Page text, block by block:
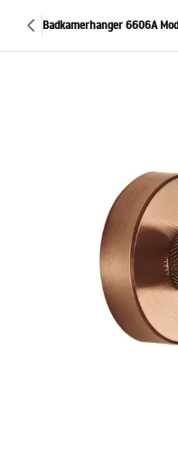
Badkamerhanger 6606A